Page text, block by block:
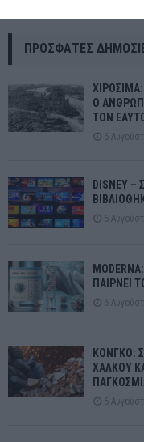
ΠΡΌΣΦΑΤΕΣ
Ο
ΤΟΝ
6
DISNEY
6
ΠΑΙΡΝΕΙ
6
ΚΟΝΓΚΟ:
ΧΑΛΚΟΥ
6